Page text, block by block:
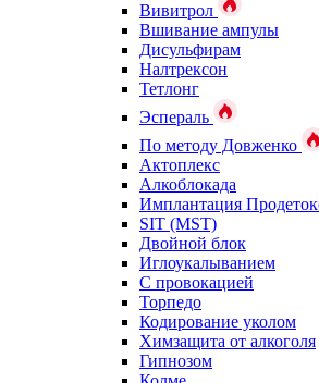
Вивитрол
Вшивание ампулы
Дисульфирам
Налтрексон
Тетлонг
Эспераль
По методу Довженко
Актоплекс
Алкоблокада
Имплантация
SIT (MST)
Двойной блок
Иглоукалыванием
С провокацией
Торпедо
Кодирование уколом
Химзащита от алкоголя
Гипнозом